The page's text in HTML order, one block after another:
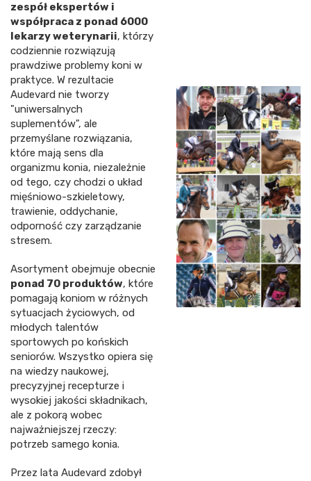
zespół ekspertów i
współpraca z ponad 6000
lekarzy weterynarii, którzy
codziennie rozwiązują
prawdziwe problemy koni w
praktyce. W rezultacie
Audevard nie tworzy
"uniwersalnych
suplementów", ale
przemyślane rozwiązania,
które mają sens dla
organizmu konia, niezależnie
od tego, czy chodzi o układ
mięśniowo-szkieletowy,
trawienie, oddychanie,
odporność czy zarządzanie
stresem.
Asortyment obejmuje obecnie
ponad 70 produktów, które
pomagają koniom w różnych
sytuacjach życiowych, od
młodych talentów
sportowych po końskich
seniorów. Wszystko opiera się
na wiedzy naukowej,
precyzyjnej recepturze i
wysokiej jakości składnikach,
ale z pokorą wobec
najważniejszej rzeczy:
potrzeb samego konia.
Przez lata Audevard zdobył